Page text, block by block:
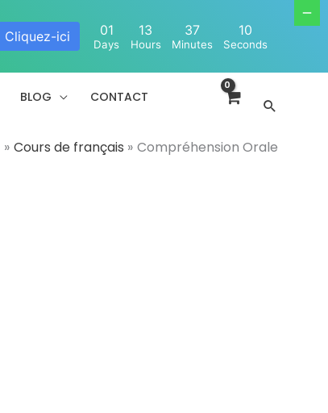
BLOG
CONTACT
Cours de français Compréhension Orale
Cliquez-ici 01
Days
13
Hours
37
Minutes
10
Seconds